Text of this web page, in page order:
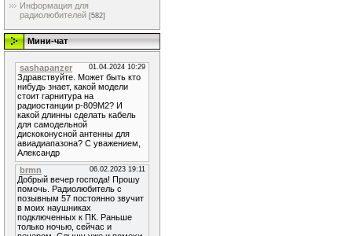
Информация для
радиолюбителей [582]
Мини-чат